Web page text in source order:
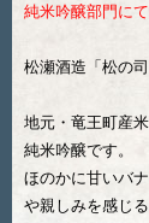
純米吟醸部門に
松瀬酒造「松の
地元・竜王町産
純米吟醸です。
ほのかに甘いバ
や親しみを感じ